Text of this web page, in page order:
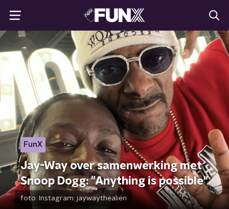
FunX
Jay-Way over samenwerking met
Snoop Dogg: "Anything is possible"
foto: Instagram: jaywaythealien